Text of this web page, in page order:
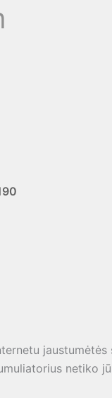
netiko